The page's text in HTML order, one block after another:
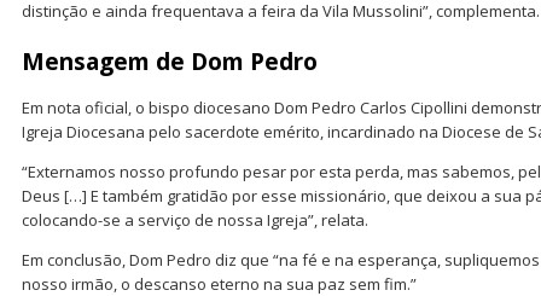
distinção e ainda frequentava a feira da Vila Mussolini”, complementa.
Mensagem de Dom Pedro
Em nota oficial, o bispo diocesano Dom Pedro Carlos Cipollini
Igreja Diocesana pelo sacerdote emérito, incardinado na Diocese de
“Externamos nosso profundo pesar por esta perda, mas sabemos,
Deus […] E também gratidão por esse missionário, que deixou a sua
colocando-se a serviço de nossa Igreja”, relata.
Em conclusão, Dom Pedro diz que “na fé e na esperança,
nosso irmão, o descanso eterno na sua paz sem fim.”